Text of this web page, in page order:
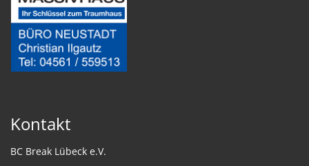
Kontakt
BC Break Lübeck e.V.